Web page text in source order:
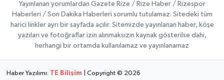
Yayınlanan yorumlardan Gazete Rize / Rize Haber / Rizespor
Haberleri / Son Dakika Haberleri sorumlu tutulamaz. Sitedeki tüm
harici linkler ayrı bir sayfada açılır. Sitemizde yayınlanan haber, köşe
yazıları ve fotoğraflar izin alınmaksızın kaynak gösterilse dahi,
herhangi bir ortamda kullanılamaz ve yayınlanamaz
Haber Yazılımı: TE Bilişim | Copyright © 2026